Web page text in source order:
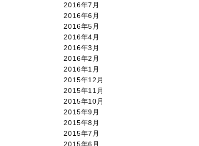
2016年7月
2016年6月
2016年5月
2016年4月
2016年3月
2016年2月
2016年1月
2015年12月
2015年11月
2015年10月
2015年9月
2015年8月
2015年7月
2015年6月